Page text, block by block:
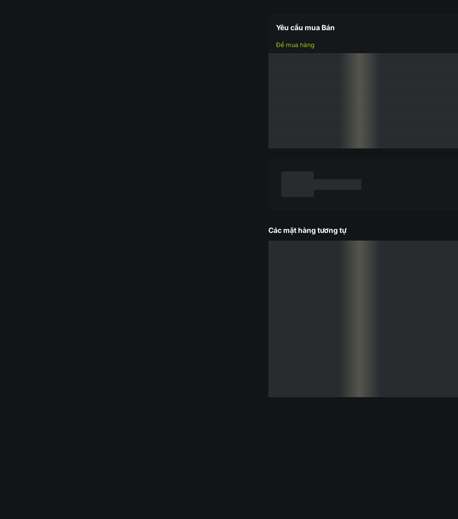
Yêu cầu mua Bán
Để mua hàng
Các mặt hàng tương tự